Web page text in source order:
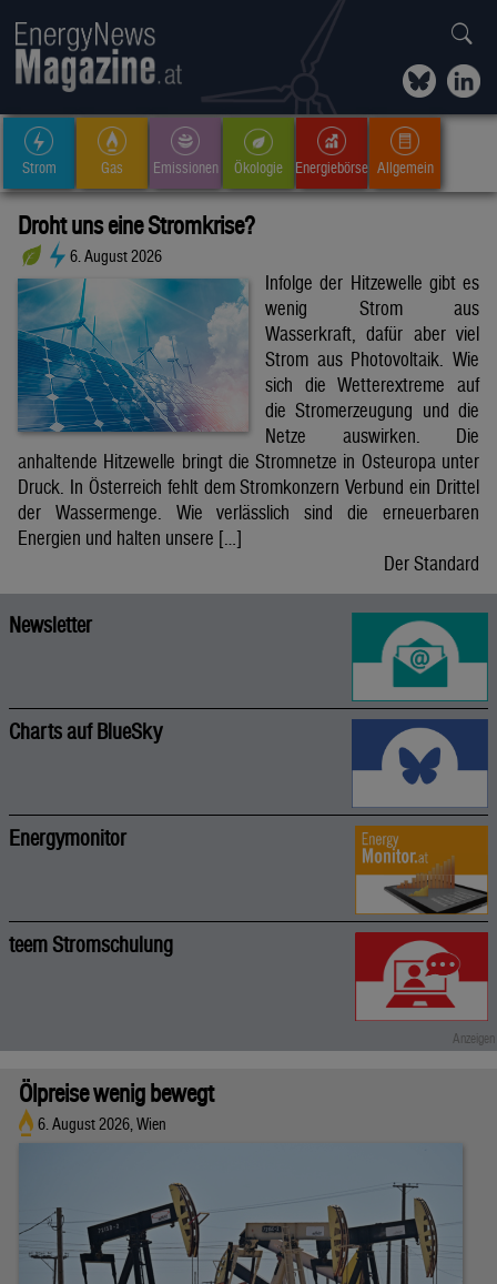
Strom Gas Emissionen Ökologie Energiebörse Allgemein
Droht uns eine Stromkrise?
6. August 2026
Infolge der Hitzewelle gibt es
wenig Strom aus
Wasserkraft, dafür aber viel
Strom aus Photovoltaik. Wie
sich die Wetterextreme auf
die Stromerzeugung und die
Netze auswirken. Die
anhaltende Hitzewelle bringt die Stromnetze in Osteuropa unter
Druck. In Österreich fehlt dem Stromkonzern Verbund ein Drittel
der Wassermenge. Wie verlässlich sind die erneuerbaren
Energien und halten unsere […]
Der Standard
Newsletter
Charts auf BlueSky
Energymonitor
teem Stromschulung
Ölpreise wenig bewegt
6. August 2026, Wien